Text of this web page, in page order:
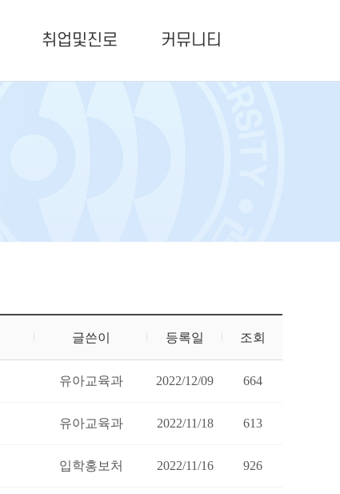
취업및진로 커뮤니티
글쓴이 등록일 조회
유아교육과 2022/12/09 664
유아교육과 2022/11/18 613
입학홍보처 2022/11/16 926